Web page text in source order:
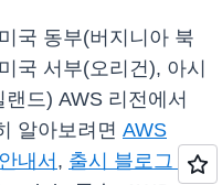
국 동부(버지니아 북
국 서부(오리건), 아시
드) AWS 리전에서
알아보려면 AWS
내서 , 출시 블로그 게